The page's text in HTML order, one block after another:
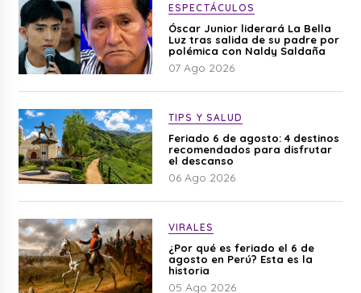
ESPECTÁCULOS
Óscar Junior liderará La Bella
Luz tras salida de su padre por
polémica con Naldy Saldaña
07 Ago 2026
TIPS Y SALUD
Feriado 6 de agosto: 4 destinos
recomendados para disfrutar
el descanso
06 Ago 2026
VIRALES
¿Por qué es feriado el 6 de
agosto en Perú? Esta es la
historia
05 Ago 2026